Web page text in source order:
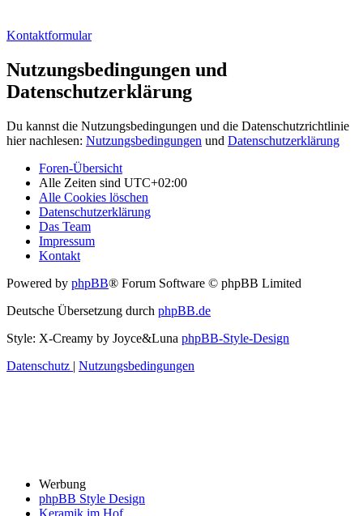
Kontaktformular
Nutzungsbedingungen und
Datenschutzerklärung
Du kannst die Nutzungsbedingungen und die Datenschutzrichtlinie
hier nachlesen: Nutzungsbedingungen und Datenschutzerklärung
Foren-Übersicht
Alle Zeiten sind UTC+02:00
Alle Cookies löschen
Datenschutzerklärung
Das Team
Impressum
Kontakt
Powered by phpBB® Forum Software © phpBB Limited
Deutsche Übersetzung durch phpBB.de
Style: X-Creamy by Joyce&Luna phpBB-Style-Design
Datenschutz | Nutzungsbedingungen
Werbung
phpBB Style Design
Keramik im Hof